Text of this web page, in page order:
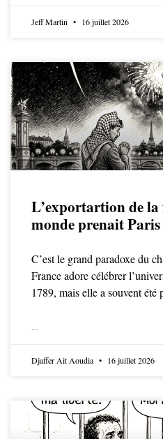
Jeff Martin 16 juillet 2026
L’exportartion de
monde prenait
C’est le grand paradoxe du
France adore célébrer
1789, mais elle a souvent été
Djaffer Ait Aoudia 16 juillet 2026